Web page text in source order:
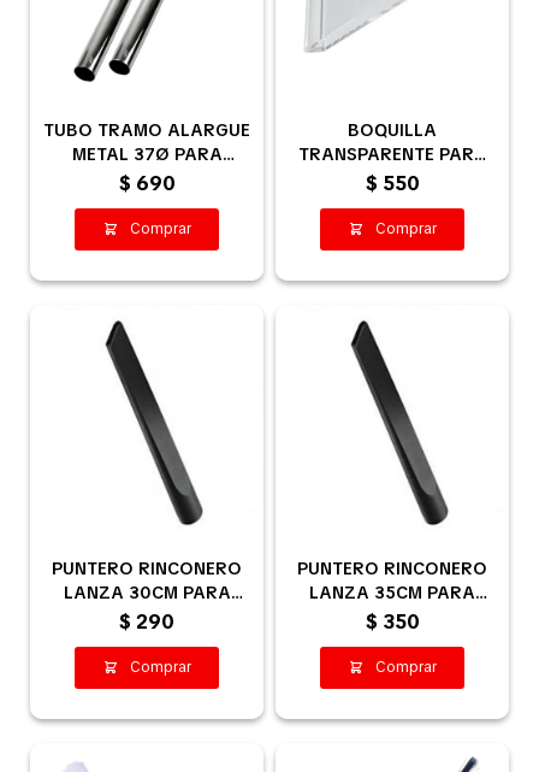
TUBO TRAMO ALARGUE
METAL 37Ø PARA
ASPIRADORA - PAR
$ 690
BOQUILLA
TRANSPARENTE PARA
EXTRACCIÓN / LIMPIEZA
$ 550
PUNTERO RINCONERO
LANZA 30CM PARA
ASPIRADORA 32MM
$ 290
PUNTERO RINCONERO
LANZA 35CM PARA
ASPIRADORA 35MM
$ 350